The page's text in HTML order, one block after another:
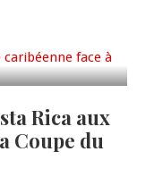
Rica aux
Coupe du